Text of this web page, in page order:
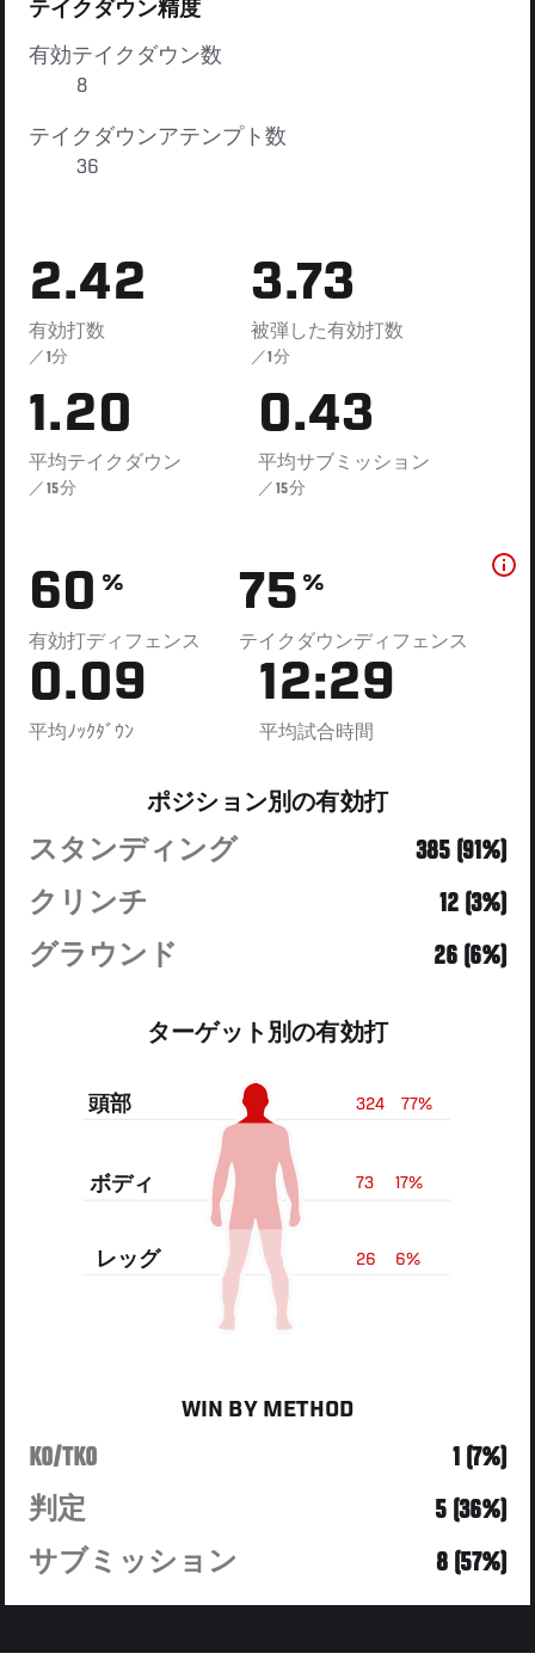
テイクダウン精度
有効テイクダウン数
8
テイクダウンアテンプト数
36
2.42
有効打数
／1分
3.73
被弾した有効打数
／1分
1.20
平均テイクダウン
／15分
0.43
平均サブミッション
／15分
60 %
有効打ディフェンス
75 %
テイクダウンディフェンス
0.09
平均ﾉｯｸﾀﾞｳﾝ
12:29
平均試合時間
ポジション別の有効打
スタンディング
385 (91%)
クリンチ
12 (3%)
グラウンド
26 (6%)
ターゲット別の有効打
77%
324
頭部
17%
73
ボディ
6%
26
レッグ
WIN BY METHOD
KO/TKO
1 (7%)
判定
5 (36%)
サブミッション
8 (57%)